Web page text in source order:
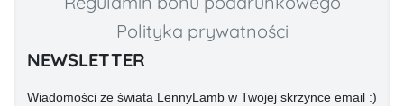
Polityka prywatności
NEWSLETTER
Wiadomości ze świata LennyLamb w Twojej skrzynce email :)